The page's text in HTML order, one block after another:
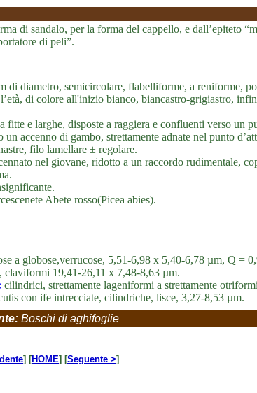
di sandalo, per la forma del cappello, e dall’epiteto
di peli”.
di diametro, semicircolare, flabelliforme, a reniforme,
di colore all'inizio bianco, biancastro-grigiastro,
fitte e larghe, disposte a raggiera e confluenti verso un
un accenno di gambo, strettamente adnate nel punto
filo lamellare ± regolare.
nel giovane, ridotto a un raccordo rudimentale,
Abete rosso(Picea abies).
a globose,verrucose, 5,51-6,98 x 5,40-6,78 µm, Q =
claviformi 19,41-26,11 x 7,48-8,63 µm.
cilindrici, strettamente lageniformi a strettamente
con ife intrecciate, cilindriche, lisce, 3,27-8,53 µm.
Boschi di aghifoglie
] [HOME] [Seguente >]